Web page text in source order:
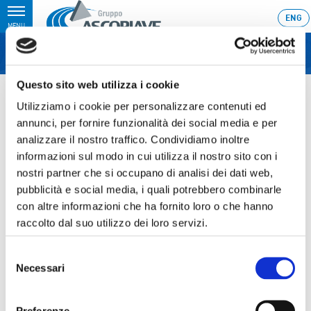
Questo sito web utilizza i cookie
Utilizziamo i cookie per personalizzare contenuti ed
annunci, per fornire funzionalità dei social media e per
analizzare il nostro traffico. Condividiamo inoltre
informazioni sul modo in cui utilizza il nostro sito con i
nostri partner che si occupano di analisi dei dati web,
pubblicità e social media, i quali potrebbero combinarle
con altre informazioni che ha fornito loro o che hanno
raccolto dal suo utilizzo dei loro servizi.
delNecessari
Toggle
navigation
MENU
ENG
Home›Investor roadshow London, 12th November 2025
Ultimo aggiornamento: 10/11/2025 17:36
10.11.2025
INVESTOR ROADSHOW
LONDON, 12TH NOVEMBER
2025